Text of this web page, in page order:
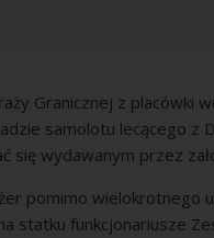
Granicznej z placówki
samolotu lecącego z
się wydawanym przez
pomimo wielokrotnego
statku funkcjonariusze